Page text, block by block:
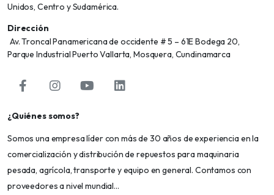
Unidos, Centro y Sudamérica.
Dirección
Av. Troncal Panamericana de occidente # 5 – 61E Bodega 20,
Parque Industrial Puerto Vallarta, Mosquera, Cundinamarca
¿Quiénes somos?
Somos una empresa líder con más de 30 años de experiencia en la
comercialización y distribución de repuestos para maquinaria
pesada, agrícola, transporte y equipo en general. Contamos con
proveedores a nivel mundial...